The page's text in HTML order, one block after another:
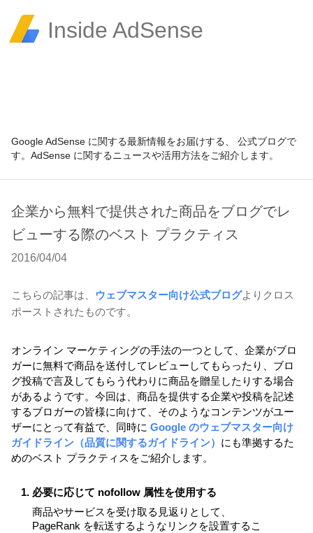
Inside AdSense
Google AdSense に関する最新情報をお届けする、 公式ブログで
す。AdSense に関するニュースや活用方法をご紹介します。
企業から無料で提供された商品をブログでレ
ビューする際のベスト プラクティス
2016/04/04
こちらの記事は、 ウェブマスター向け公式ブログよりクロス
ポーストされたものです。
オンライン マーケティングの手法の一つとして、企業がブロ
ガーに無料で商品を送付してレビューしてもらったり、ブロ
グ投稿で言及してもらう代わりに商品を贈呈したりする場合
があるようです。今回は、商品を提供する企業や投稿を記述
するブロガーの皆様に向けて、そのようなコンテンツがユー
ザーにとって有益で、同時に Google のウェブマスター向け
ガイドライン（品質に関するガイドライン） にも準拠するた
めのベスト プラクティスをご紹介します。
必要に応じて nofollow 属性を使用する
商品やサービスを受け取る見返りとして、
PageRank を転送するようなリンクを設置するこ